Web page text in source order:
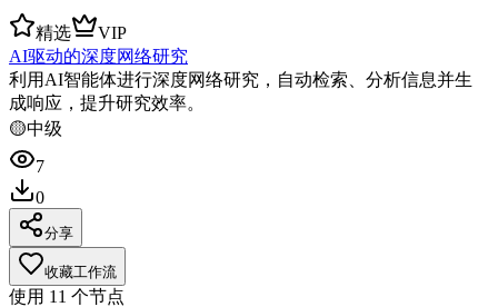
精选
VIP
AI驱动的深度网络研究
利用AI智能体进行深度网络研究，自动检索、分析信息并生
成响应，提升研究效率。
🟡中级
7
0
分享
收藏工作流
使用 11 个节点